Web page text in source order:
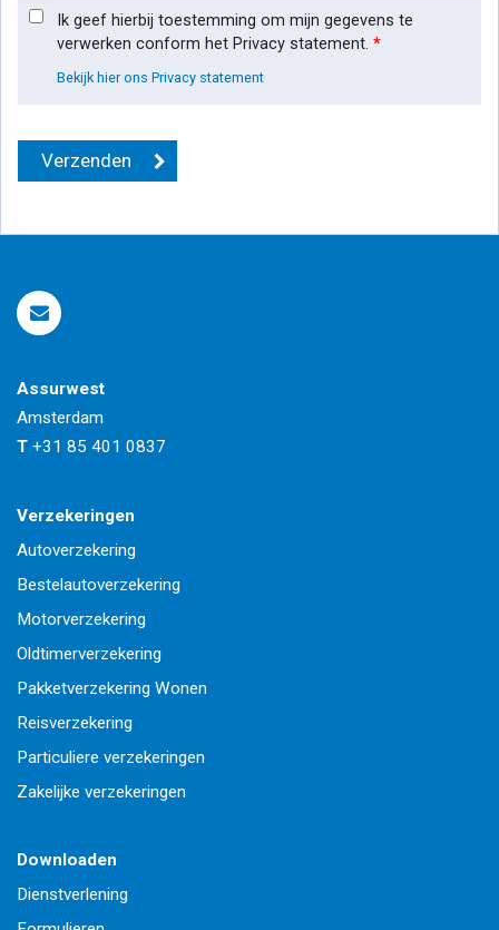
Ik geef hierbij toestemming om mijn gegevens te
verwerken conform het Privacy statement. *
Bekijk hier ons Privacy statement
Assurwest
Amsterdam
T +31 85 401 0837
Verzekeringen
Autoverzekering
Bestelautoverzekering
Motorverzekering
Oldtimerverzekering
Pakketverzekering Wonen
Reisverzekering
Particuliere verzekeringen
Zakelijke verzekeringen
Downloaden
Dienstverlening